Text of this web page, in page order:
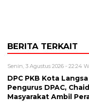
BERITA TERKAIT
Senin, 3 Agustus 2026 - 22:24
DPC PKB Kota
Pengurus DPAC,
Masyarakat Ambil